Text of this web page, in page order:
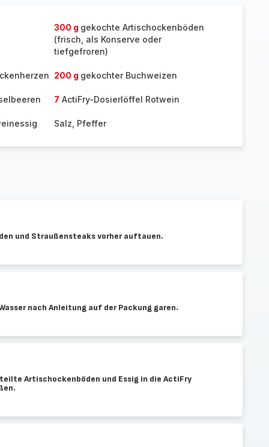
300 g gekochte Artischockenböden
(frisch, als Konserve oder
tiefgefroren)
200 g gekochter Buchweizen
7 ActiFry-Dosierlöffel Rotwein
Salz, Pfeffer
und Straußensteaks vorher auftauen.
nach Anleitung auf der Packung garen.
Artischockenböden und Essig in die ActiFry